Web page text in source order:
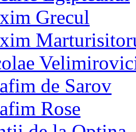
Grecul
de Sarov
Rose